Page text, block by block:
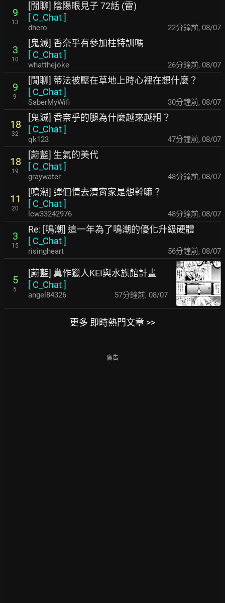
9
13
[閒聊] 陰陽眼見子 72話 (雷)
[ C_Chat]
dhero 23分鐘前, 08/07
3
10
[鬼滅] 香奈乎有參加柱特訓嗎
[ C_Chat]
whatthejoke 27分鐘前, 08/07
9
9
[閒聊] 蒂法被壓在草地上時心裡在想什麼？
[ C_Chat]
SaberMyWifi 30分鐘前, 08/07
18
32
[鬼滅] 香奈乎的腿為什麼越來越粗？
[ C_Chat]
qk123 48分鐘前, 08/07
18
19
[蔚藍] 生氣的美代
[ C_Chat]
graywater 48分鐘前, 08/07
11
20
[鳴潮] 彈個情去清宵家是想幹嘛？
[ C_Chat]
lcw33242976 49分鐘前, 08/07
3
15
Re: [鳴潮] 這一年為了鳴潮的優化升級硬體
[ C_Chat]
risingheart 56分鐘前, 08/07
5
5
[蔚藍] 糞作獵人KEI與水族館計畫
[ C_Chat]
angel84326 58分鐘前, 08/07
更多 即時熱門文章 >>
廣告